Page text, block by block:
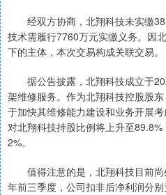
经双方协商，北翔科技未实缴
技术需履行7760万元实缴义务。因
下的主体，本次交易构成关联交易。
据公告披露，北翔科技成立于
架维修服务。作为北翔科技控股股
于加快其维修能力建设和业务开展
对北翔科技持股比例将上升至
2%。
值得注意的是，北翔科技目前尚
年前三季度，公司扣非后净利润分